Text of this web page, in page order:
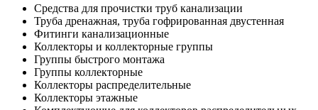
Средства для прочистки труб канализации
Труба дренажная, труба гофрированная двустенная
Фитинги канализационные
Коллекторы и коллекторные группы
Группы быстрого монтажа
Группы коллекторные
Коллекторы распределительные
Коллекторы этажные